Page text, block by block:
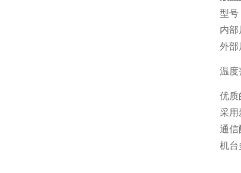
型号
内部
外部
温度
优质
采用
通信
机台